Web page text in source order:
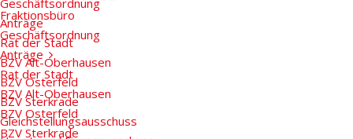
Geschäftsordnung
Anträge
Rat der Stadt
BZV Alt-Oberhausen
BZV Osterfeld
BZV Sterkrade
Gleichstellungsausschuss
Fraktionsbüro
Geschäftsordnung
Anträge
Rat der Stadt
BZV Alt-Oberhausen
BZV Osterfeld
BZV Sterkrade